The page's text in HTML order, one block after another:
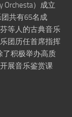
Orchesta）成立
共有65名成
等人的古典音乐
团历任首席指挥
了积极举办高质
展音乐鉴赏课